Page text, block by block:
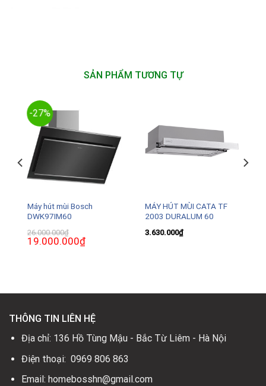
SẢN PHẨM TƯƠNG TỰ
-27%
Máy hút mùi Bosch
DWK97IM60
26.000.000₫
Giá
gốc
19.000.000₫Giá
hiện
MÁY HÚT MÙI CATA TF
2003 DURALUM 60
3.630.000₫
THÔNG TIN LIÊN HỆ
Địa chỉ: 136 Hồ Tùng Mậu - Bắc Từ Liêm - Hà Nội
Điện thoại: 0969 806 863
Email: homebosshn@gmail.com